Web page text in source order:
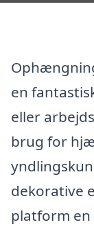
en
eller
brug for
dekorative
platform